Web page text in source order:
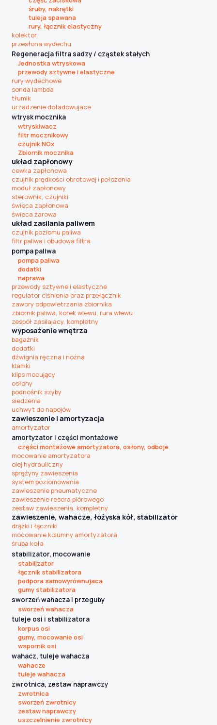
śruby, nakrętki
tuleja spawana
rury, łącznik elastyczny
kolektor
przesłona wydechu
Regeneracja filtra sadzy / cząstek stałych
Jednostka wtryskowa
przewody sztywne i elastyczne
rury wydechowe
sonda lambda
tłumik
urzadzenie doładowujace
wtrysk mocznika
wtryskiwacz
filtr mocznikowy
czujnik NOx
Zbiornik mocznika
układ zapłonowy
cewka zapłonowa
czujnik prędkości obrotowej i położenia
moduł zapłonowy
sterownik, czujniki
świeca zapłonowa
świeca żarowa
układ zasilania paliwem
czujnik poziomu paliwa
filtr paliwa i obudowa filtra
pompa paliwa
pompa paliwa
dodatki
naprawa
przewody sztywne i elastyczne
regulator ciśnienia oraz przełącznik
zawory odpowietrzania zbiornika
zbiornik paliwa, korek wlewu, rura wlewu
zespół zasilajacy, kompletny
wyposażenie wnętrza
bagażnik
dodatki
dźwignia ręczna i nożna
klamki
klips mocujący
osłony
podnośnik szyby
siedzenia
uchwyt do napojów
zawieszenie i amortyzacja
amortyzator
amortyzator i części montażowe
części montażowe amortyzatora, osłony, odboje
mocowanie amortyzatora
olej hydrauliczny
sprężyny zawieszenia
system poziomowania
zawieszenie pneumatyczne
zawieszenie resora piórowego
zestaw zawieszenia, kompletny
zawieszenie, wahacze, łożyska kół, stabilizator
drążki i łączniki
mocowanie kolumny amortyzatora
śruba koła
stabilizator, mocowanie
stabilizator
łącznik stabilizatora
podpora samowyrównujaca
gumy stabilizatora
sworzeń wahacza i przeguby
sworzeń wahacza
tuleje osi i stabilizatora
korpus osi
gumy, mocowanie osi
wspornik osi
wahacz, tuleje wahacza
wahacze
tuleje wahacza
zwrotnica, zestaw naprawczy
zwrotnica
sworzeń zwrotnicy
zestaw naprawczy
uszczelnienie zwrotnicy